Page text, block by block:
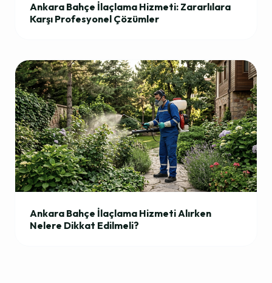
Ankara Bahçe İlaçlama Hizmeti: Zararlılara
Karşı Profesyonel Çözümler
Ankara Bahçe İlaçlama Hizmeti Alırken
Nelere Dikkat Edilmeli?